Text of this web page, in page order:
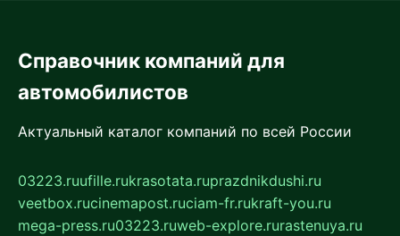
Справочник компаний для
автомобилистов
Актуальный каталог компаний по всей России
03223.ruufille.rukrasotata.ruprazdnikdushi.ru
veetbox.rucinemapost.ruciam-fr.rukraft-you.ru
mega-press.ru03223.ruweb-explore.rurastenuya.ru